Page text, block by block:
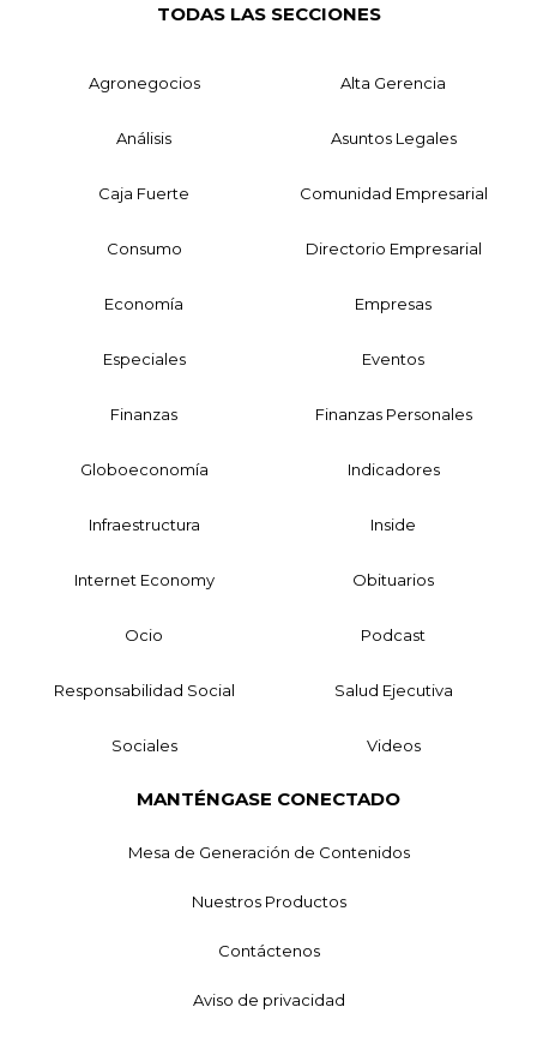
TODAS LAS SECCIONES
Agronegocios Alta Gerencia
Análisis Asuntos Legales
Caja Fuerte Comunidad Empresarial
Consumo Directorio Empresarial
Economía Empresas
Especiales Eventos
Finanzas Finanzas Personales
Globoeconomía Indicadores
Infraestructura Inside
Internet Economy Obituarios
Ocio Podcast
Responsabilidad Social Salud Ejecutiva
Sociales Videos
MANTÉNGASE CONECTADO
Mesa de Generación de Contenidos
Nuestros Productos
Contáctenos
Aviso de privacidad